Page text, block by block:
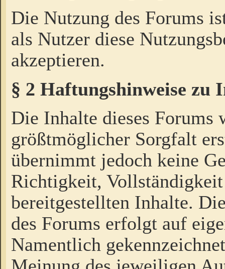
Die Nutzung des Forums
als Nutzer diese
akzeptieren.
§ 2 Haftungshinweise zu
Die Inhalte dieses Forums
größtmöglicher Sorgfalt
übernimmt jedoch keine
Richtigkeit,
bereitgestellten Inhalte.
des Forums erfolgt auf
Namentlich